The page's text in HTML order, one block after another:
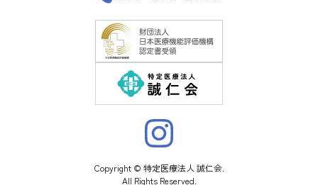
Copyright © 特定医療法人 誠仁会.
All Rights Reserved.